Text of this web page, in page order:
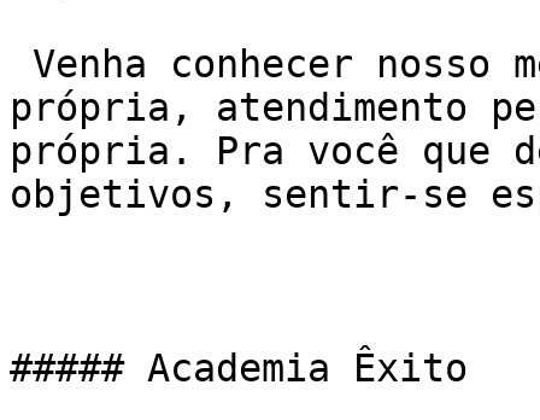
própria, atendimento
própria. Pra você que
objetivos, sentir-se
##### Academia Êxito